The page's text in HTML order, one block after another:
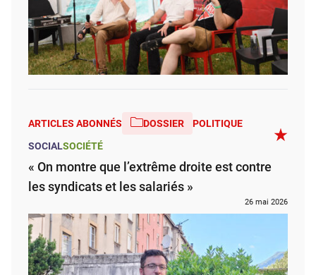
ARTICLES ABONNÉS DOSSIER
POLITIQUE
SOCIALSOCIÉTÉ
« On montre que l’extrême droite est contre
les syndicats et les salariés »
26 mai 2026